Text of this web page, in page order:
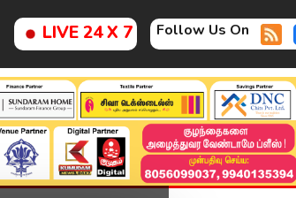
LIVE 24 X 7 Follow Us On